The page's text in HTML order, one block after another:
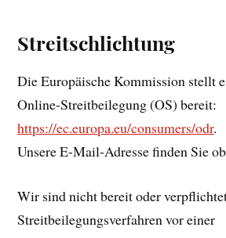
Streitschlichtung
Die Europäische Kommission stellt
Online-Streitbeilegung (OS) bereit:
https://ec.europa.eu/consumers/odr.
Unsere E-Mail-Adresse finden Sie
Wir sind nicht bereit oder
Streitbeilegungsverfahren vor einer